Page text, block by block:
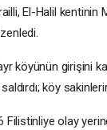
El-Halil kentinin
köyünün girişini
köy
Filistinliye olay